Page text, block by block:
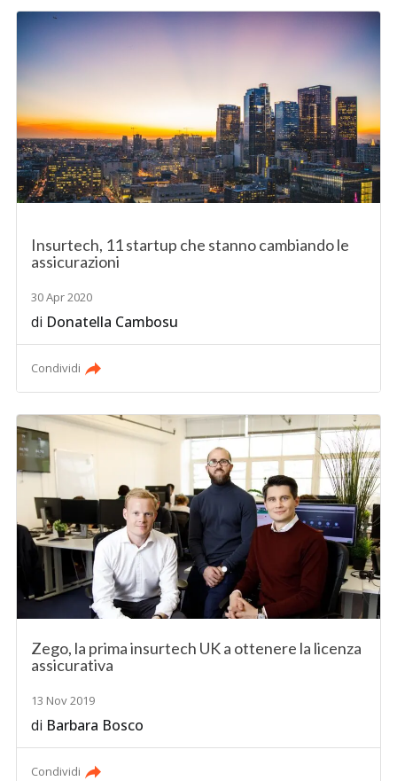
Insurtech, 11 startup che stanno cambiando le
assicurazioni
30 Apr 2020
di Donatella Cambosu
Condividi
Zego, la prima insurtech UK a ottenere la licenza
assicurativa
13 Nov 2019
di Barbara Bosco
Condividi